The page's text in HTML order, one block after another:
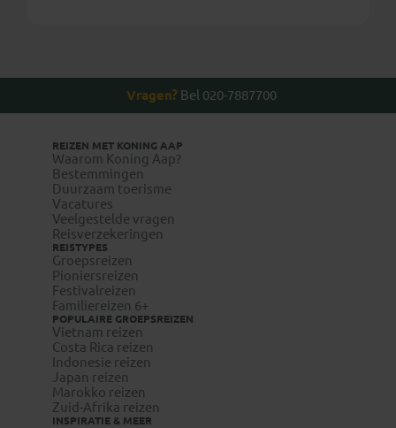
Vragen? Bel 020-7887700
REIZEN MET KONING AAP
Waarom Koning Aap?
Bestemmingen
Duurzaam toerisme
Vacatures
Veelgestelde vragen
Reisverzekeringen
REISTYPES
Groepsreizen
Pioniersreizen
Festivalreizen
Familiereizen 6+
POPULAIRE GROEPSREIZEN
Vietnam reizen
Costa Rica reizen
Indonesie reizen
Japan reizen
Marokko reizen
Zuid-Afrika reizen
INSPIRATIE & MEER